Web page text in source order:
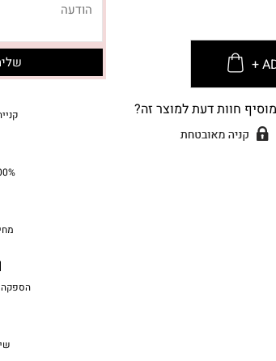
חוות דעת למוצר זה?
100%
הספקה